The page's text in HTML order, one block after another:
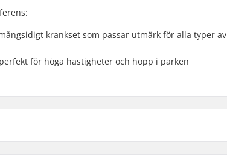
krankset som passar utmärk för alla typer av
för höga hastigheter och hopp i parken
Vev material: